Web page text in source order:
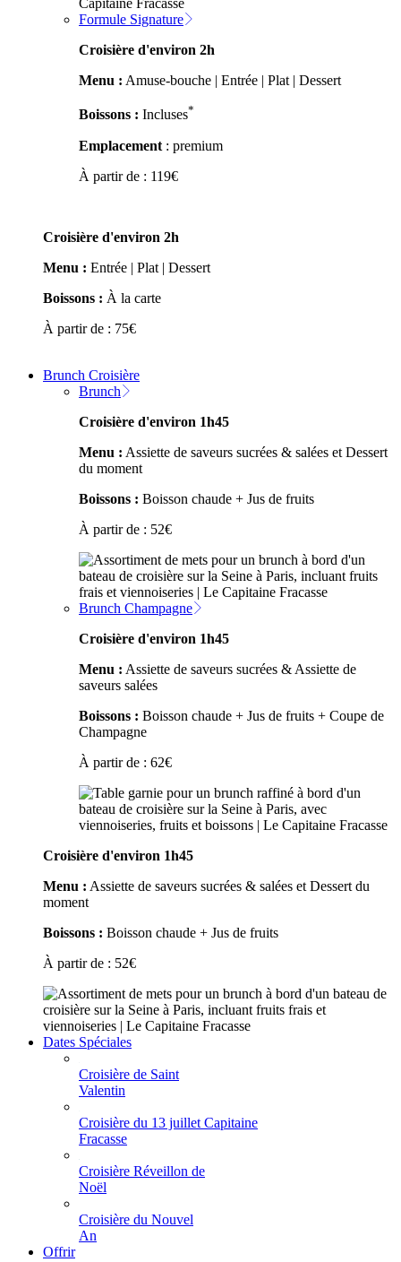
Formule Signature
Croisière d'environ 2h
Menu : Amuse-bouche | Entrée | Plat | Dessert
Boissons : Incluses*
Emplacement : premium
À partir de : 119€
Croisière d'environ 2h
Menu : Entrée | Plat | Dessert
Boissons : À la carte
À partir de : 75€
Brunch Croisière
Brunch
Croisière d'environ 1h45
Menu : Assiette de saveurs sucrées & salées et Dessert
du moment
Boissons : Boisson chaude + Jus de fruits
À partir de : 52€
Brunch Champagne
Croisière d'environ 1h45
Menu : Assiette de saveurs sucrées & Assiette de
saveurs salées
Boissons : Boisson chaude + Jus de fruits + Coupe de
Champagne
À partir de : 62€
Croisière d'environ 1h45
Menu : Assiette de saveurs sucrées & salées et Dessert du
moment
Boissons : Boisson chaude + Jus de fruits
À partir de : 52€
Dates Spéciales
Croisière de Saint
Valentin
Croisière du 13 juillet Capitaine
Fracasse
Croisière Réveillon de
Noël
Croisière du Nouvel
An
Offrir